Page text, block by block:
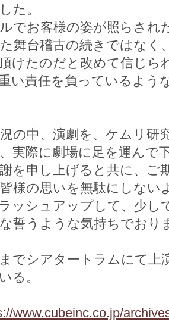
た。
でお客様の姿が照らされ
舞台稽古の続きではなく
けたのだと改めて信じら
い責任を負っているよう
の中、演劇を、ケムリ研
実際に劇場に足を運んで
を申し上げると共に、ご
様の思いを無駄にしない
ッシュアップして、少し
誓うような気持ちでおり
でシアタートラムにて上
る。
www.cubeinc.co.jp/